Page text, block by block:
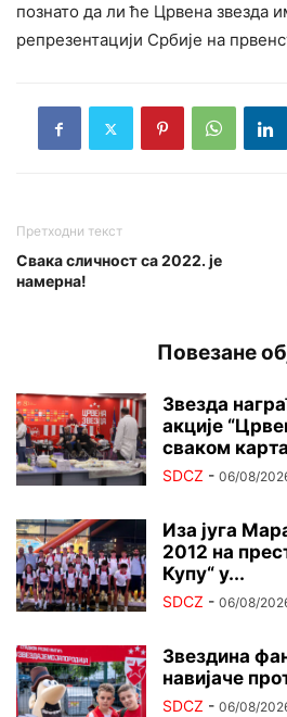
познато да ли ће Црвена звезда
репрезентацији Србије на
Претходни текст
Свака сличност са 2022. је
намерна!
Повезане
Звезда
акције
сваком
SDCZ - 06/08/
Иза југа
2012 на
Купу“ у...
SDCZ - 06/08/
Звездина
навијаче
SDCZ - 06/08/